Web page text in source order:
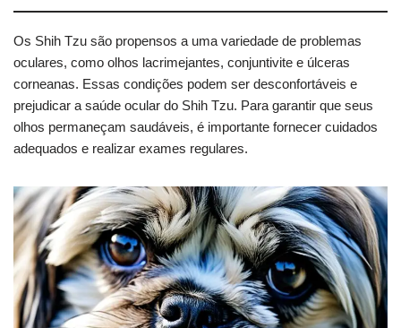
Os Shih Tzu são propensos a uma variedade de problemas
oculares, como olhos lacrimejantes, conjuntivite e úlceras
corneanas. Essas condições podem ser desconfortáveis e
prejudicar a saúde ocular do Shih Tzu. Para garantir que seus
olhos permaneçam saudáveis, é importante fornecer cuidados
adequados e realizar exames regulares.